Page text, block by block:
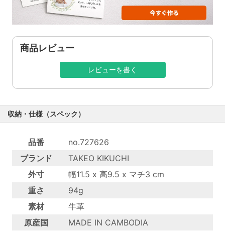
商品レビュー
レビューを書く
収納・仕様（スペック）
品番
no.727626
ブランド
TAKEO KIKUCHI
外寸
幅11.5 x 高9.5 x マチ3 cm
重さ
94g
素材
牛革
原産国
MADE IN CAMBODIA